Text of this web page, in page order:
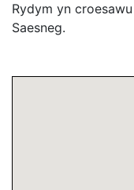
Rydym yn
Saesneg.